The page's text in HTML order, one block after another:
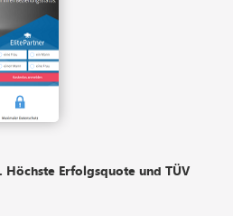
Erfolgsquote und TÜV